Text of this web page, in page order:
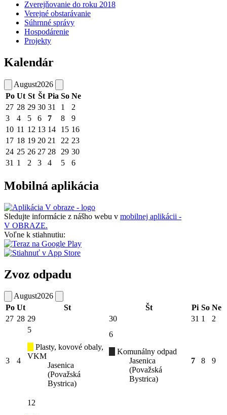
Zverejňovanie do roku 2018
Verejné obstarávanie
Súhrnné správy
Hospodárenie
Projekty
Kalendár
August2026
Po Ut St Št Pia So Ne
27 28 29 30 31 1
2
3
4 5 6 7 8
9
10 11 12 13 14 15 16
17 18 19 20 21 22 23
24 25 26 27 28 29 30
31 1 2 3 4 5 6
Mobilná aplikácia
Sledujte informácie z nášho webu v mobilnej aplikácii -
V OBRAZE.
Voľne k stiahnutiu:
Zvoz odpadu
August2026
Po Ut St Št Pi So Ne
27 28 29 30 31 1 2
3 4
5
Plasty, kovové obaly,
VKM
Jasenica
(Považská
Bystrica)
6
Komunálny odpad
Jasenica
(Považská
Bystrica)
7 8 9
12